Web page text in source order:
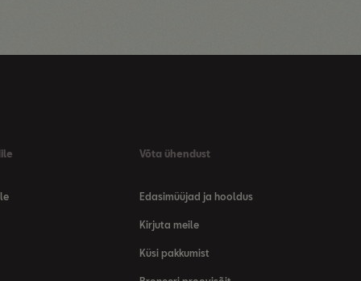
Võta ühendust
Edasimüüjad ja hooldus
Kirjuta meile
Küsi pakkumist